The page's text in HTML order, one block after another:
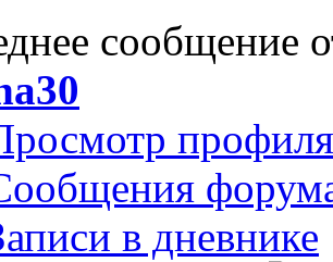
сообщение
профиля
в дневнике